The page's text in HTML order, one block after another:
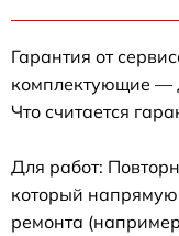
Гарантия от
комплектующие —
Что считается
Для работ:
который напрямую
ремонта